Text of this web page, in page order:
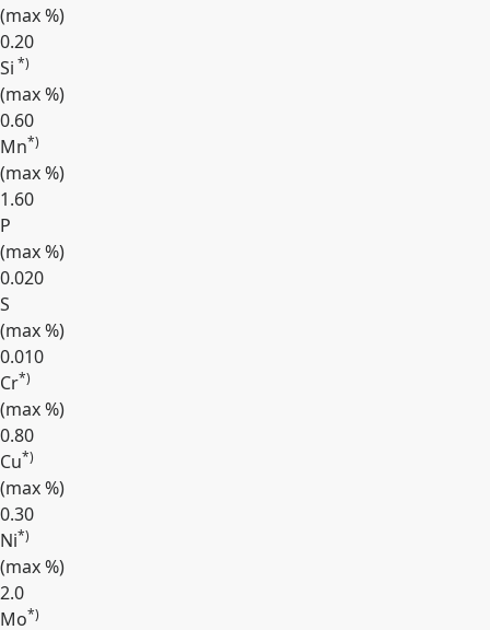
(max%)
0.20
Si *)
(max%)
0.60
Mn*)
(max%)
1.60
P
(max%)
0.020
S
(max%)
0.010
Cr*)
(max%)
0.80
Cu*)
(max%)
0.30
Ni*)
(max%)
2.0
Mo*)